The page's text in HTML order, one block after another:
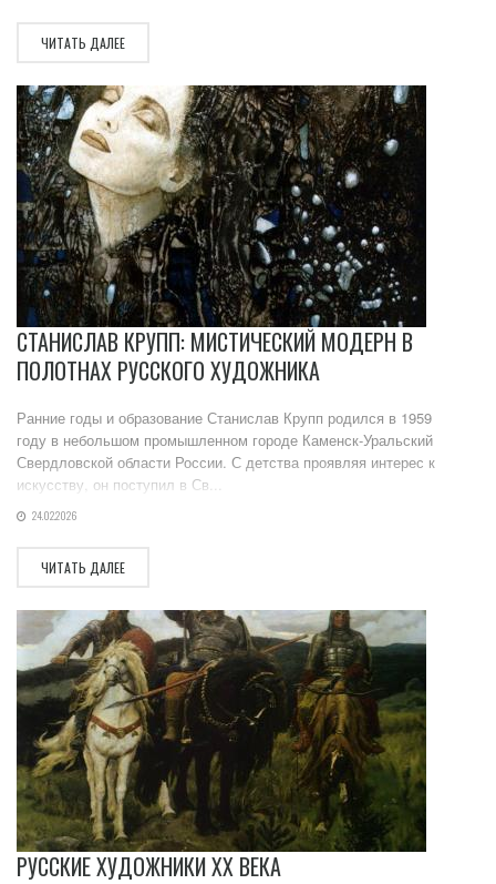
ЧИТАТЬ ДАЛЕЕ
СТАНИСЛАВ КРУПП: МИСТИЧЕСКИЙ МОДЕРН В
ПОЛОТНАХ РУССКОГО ХУДОЖНИКА
Ранние годы и образование Станислав Крупп родился в 1959
году в небольшом промышленном городе Каменск-Уральский
Свердловской области России. С детства проявляя интерес к
искусству, он поступил в Св...
24.02.2026
ЧИТАТЬ ДАЛЕЕ
РУССКИЕ ХУДОЖНИКИ XX ВЕКА